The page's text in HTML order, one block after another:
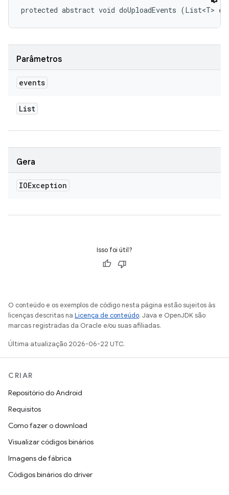
protected abstract void doUploadEvents (List<T>
Parâmetros
events
List
Gera
IOException
Isso foi útil?
O conteúdo e os exemplos de código nesta página estão sujeitos às
licenças descritas na Licença de conteúdo. Java e OpenJDK são
marcas registradas da Oracle e/ou suas afiliadas.
Última atualização 2026-06-22 UTC.
CRIAR
Repositório do Android
Requisitos
Como fazer o download
Visualizar códigos binários
Imagens de fábrica
Códigos binários do driver